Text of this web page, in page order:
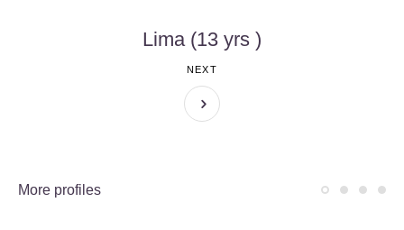
Lima (13 yrs )
NEXT
More profiles